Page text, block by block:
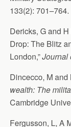
133(2): 701–764.
Dericks, G and
Drop: The Blitz
London,”Journal
Dincecco, M and
wealth: The
Cambridge
Fergusson, L, A